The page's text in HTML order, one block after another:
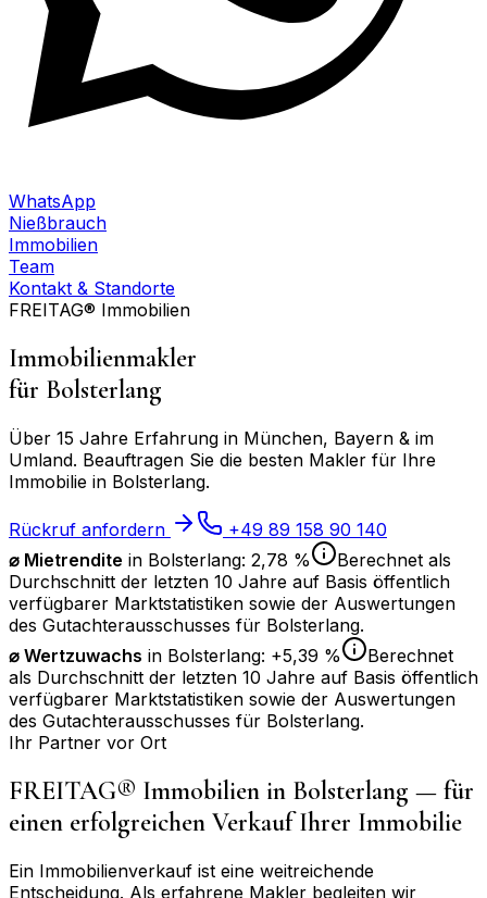
WhatsApp
Nießbrauch
Immobilien
Team
Kontakt & Standorte
FREITAG® Immobilien
Immobilienmakler
für Bolsterlang
Über 15 Jahre Erfahrung in München, Bayern & im
Umland. Beauftragen Sie die besten Makler für Ihre
Immobilie in Bolsterlang.
Rückruf anfordern
+49 89 158 90 140
⌀ Mietrendite in Bolsterlang: 2,78 %
Berechnet als
Durchschnitt der letzten 10 Jahre auf Basis öffentlich
verfügbarer Marktstatistiken sowie der Auswertungen
des Gutachterausschusses für Bolsterlang.
⌀ Wertzuwachs in Bolsterlang: +5,39 %
Berechnet
als Durchschnitt der letzten 10 Jahre auf Basis öffentlich
verfügbarer Marktstatistiken sowie der Auswertungen
des Gutachterausschusses für Bolsterlang.
Ihr Partner vor Ort
FREITAG® Immobilien in Bolsterlang — für
einen erfolgreichen Verkauf Ihrer Immobilie
Ein Immobilienverkauf ist eine weitreichende
Entscheidung. Als erfahrene Makler begleiten wir